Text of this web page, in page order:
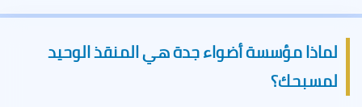
لماذا مؤسسة أضواء جدة هي المنقذ الوحيد
لمسبحك؟